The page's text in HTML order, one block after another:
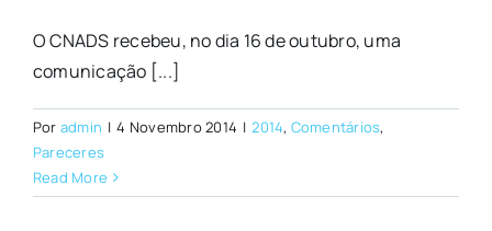
O CNADS recebeu, no dia 16 de outubro, uma
comunicação [...]
Por admin | 4 Novembro 2014 | 2014, Comentários,
Pareceres
Read More